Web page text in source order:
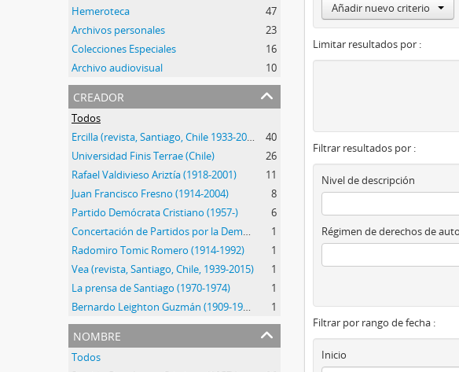
Hemeroteca
47
Archivos personales
23
Colecciones Especiales
16
Archivo audiovisual
10
creador
Todos
Ercilla (revista, Santiago, Chile 1933-2015)
40
Universidad Finis Terrae (Chile)
26
Rafael Valdivieso Ariztía (1918-2001)
11
Juan Francisco Fresno (1914-2004)
8
Partido Demócrata Cristiano (1957-)
6
Concertación de Partidos por la Democracia (1988-2013)
1
Radomiro Tomic Romero (1914-1992)
1
Vea (revista, Santiago, Chile, 1939-2015)
1
La prensa de Santiago (1970-1974)
1
Bernardo Leighton Guzmán (1909-1995)
1
nombre
Todos
Añadir nuevo criterio
Limitar resultados por :
Filtrar resultados por :
Nivel de descripción
Régimen de derechos de
Filtrar por rango de fecha :
Inicio